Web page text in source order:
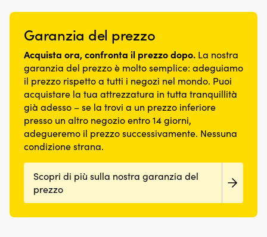
Garanzia del prezzo
Acquista ora, confronta il prezzo dopo. La nostra
garanzia del prezzo è molto semplice: adeguiamo
il prezzo rispetto a tutti i negozi nel mondo. Puoi
acquistare la tua attrezzatura in tutta tranquillità
già adesso – se la trovi a un prezzo inferiore
presso un altro negozio entro 14 giorni,
adegueremo il prezzo successivamente. Nessuna
condizione strana.
Scopri di più sulla nostra garanzia del
prezzo